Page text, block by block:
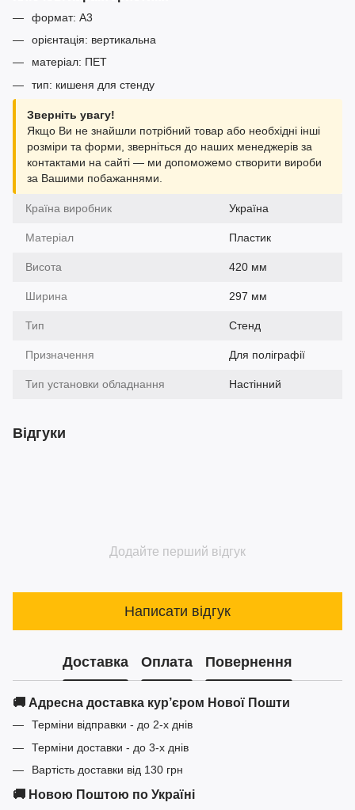
формат: A3
орієнтація: вертикальна
матеріал: ПЕТ
тип: кишеня для стенду
Зверніть увагу!
Якщо Ви не знайшли потрібний товар або необхідні інші
розміри та форми, зверніться до наших менеджерів за
контактами на сайті — ми допоможемо створити вироби
за Вашими побажаннями.
Країна виробник Україна
Матеріал Пластик
Висота 420 мм
Ширина 297 мм
Тип Стенд
Призначення Для поліграфії
Тип установки обладнання Настінний
Відгуки
Додайте перший відгук
Написати відгук
Доставка Оплата Повернення
🚚 Адресна доставка кур’єром Нової Пошти
Терміни відправки - до 2-х днів
Терміни доставки - до 3-х днів
Вартість доставки від 130 грн
🚚 Новою Поштою по Україні